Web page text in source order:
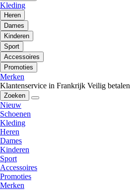
Kleding
Heren
Dames
Kinderen
Sport
Accessoires
Promoties
Merken
Klantenservice in Frankrijk Veilig betalen
Zoeken
Nieuw
Schoenen
Kleding
Heren
Dames
Kinderen
Sport
Accessoires
Promoties
Merken